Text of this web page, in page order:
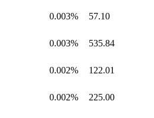
0.003% 57.10
0.003% 535.84
0.002% 122.01
0.002% 225.00